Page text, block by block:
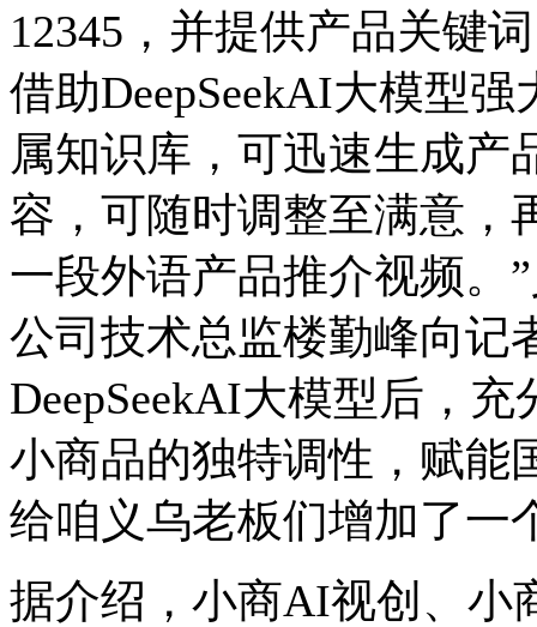
12345，并提供产品关键
借助DeepSeekAI大模型
属知识库，可迅速生成产
容，可随时调整至满意，
一段外语产品推介视频。
公司技术总监楼勤峰向记
DeepSeekAI大模型后，
小商品的独特调性，赋能
给咱义乌老板们增加了一
据介绍，小商AI视创、小